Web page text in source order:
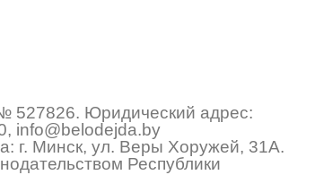
527826. Юридический адрес:
, info@belodejda.by
г. Минск, ул. Веры Хоружей, 31А.
Республики